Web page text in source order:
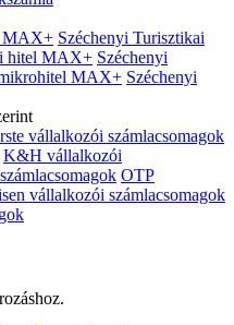
MAX+ Széchenyi Turisztikai
hitel MAX+ Széchenyi
MAX+ Széchenyi
vállalkozói számlacsomagok
K&H vállalkozói
OTP
vállalkozói számlacsomagok